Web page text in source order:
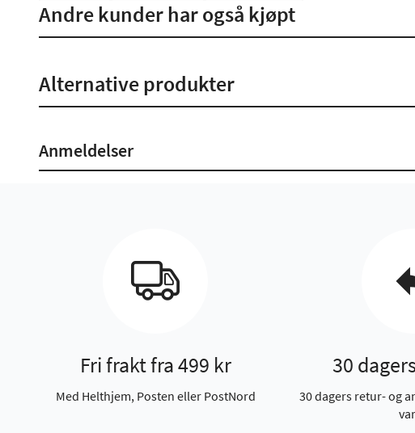
Andre kunder har også kjøpt
Alternative produkter
Anmeldelser
Fri frakt fra 499 kr
Med Helthjem, Posten eller PostNord
30
30 dagers retur- og